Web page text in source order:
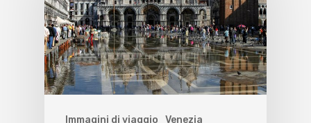
Immagini di viaggio Venezia